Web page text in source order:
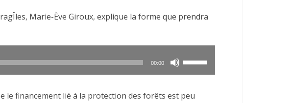
Marie-Ève Giroux, explique la forme que prendra
00:00
haut/bas
le financement lié à la protection des forêts est peu